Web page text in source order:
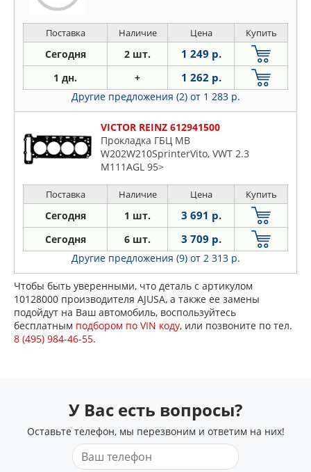
Поставка Наличие Цена Купить
Сегодня 2 шт. 1 249 р.
1 дн. + 1 262 р.
Другие предложения (2) от 1 283 р.
VICTOR REINZ 612941500
Прокладка ГБЦ MB
W202W210SprinterVito, VWT 2.3
M111AGL 95>
Поставка Наличие Цена Купить
Сегодня 1 шт. 3 691 р.
Сегодня 6 шт. 3 709 р.
Другие предложения (9) от 2 313 р.
Чтобы быть уверенными, что деталь с артикулом
10128000 производителя AJUSA, а также ее замены
подойдут на Ваш автомобиль, воспользуйтесь
бесплатным подбором по VIN коду, или позвоните по тел.
8 (495) 984-46-55.
У Вас есть вопросы?
Оставьте телефон, мы перезвоним и ответим на них!